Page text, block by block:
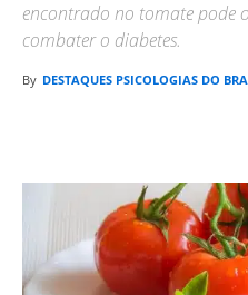
encontrado no tomate pode
combater o diabetes.
By DESTAQUES PSICOLOGIAS DO